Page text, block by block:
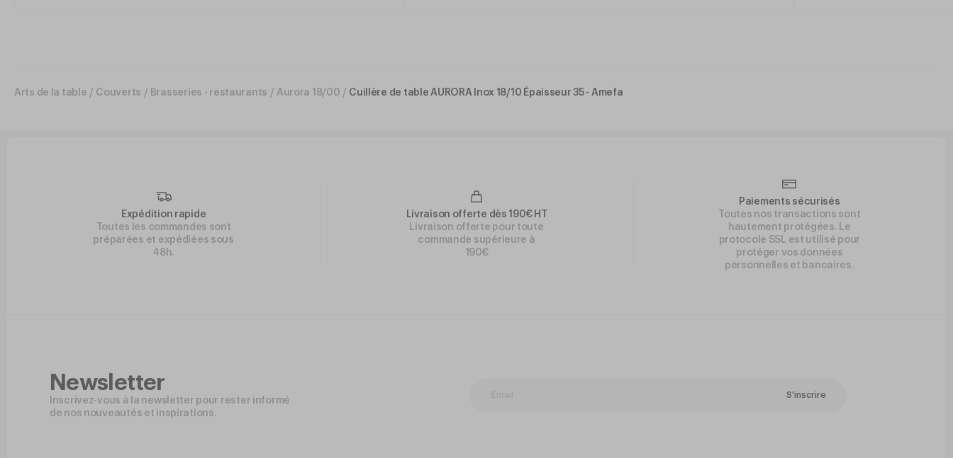
Arts de la table / Couverts / Brasseries - restaurants / Aurora 18/00 / Cuillère de table AURORA Inox 18/10 Épaisseur 35 - Amefa
Expédition rapide
Toutes les commandes sont
préparées et expédiées sous
48h.
Livraison offerte dès 190€ HT
Livraison offerte pour toute
commande supérieure à
190€
Paiements sécurisés
Toutes nos transactions sont
hautement protégées. Le
protocole SSL est utilisé pour
protéger vos données
personnelles et bancaires.
Newsletter
Inscrivez-vous à la newsletter pour rester informé
de nos nouveautés et inspirations.
S'inscrire